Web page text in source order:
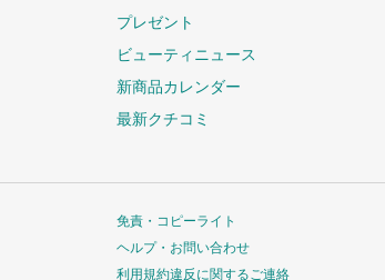
プレゼント
ビューティニュース
新商品カレンダー
最新クチコミ
免責・コピーライト
ヘルプ・お問い合わせ
利用規約違反に関するご連絡